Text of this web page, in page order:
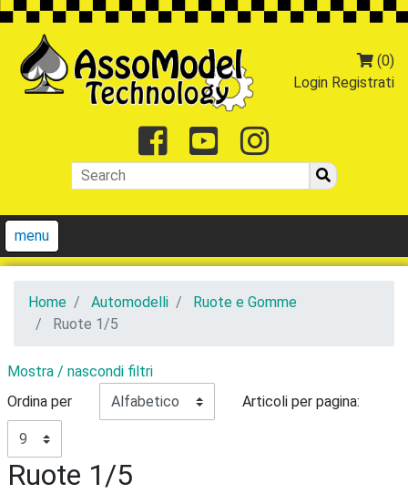
(0)
Login Registrati
Facebook
Youtube
menu
Home Automodelli
Ruote e Gomme
Ruote 1/5
Mostra / nascondi filtri
Ordina per
Articoli per pagina:
Ruote 1/5